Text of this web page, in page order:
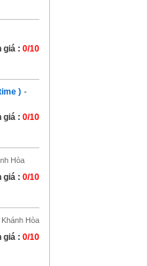
giá : 0/10
) -
giá : 0/10
Hòa
giá : 0/10
Khánh Hòa
giá : 0/10